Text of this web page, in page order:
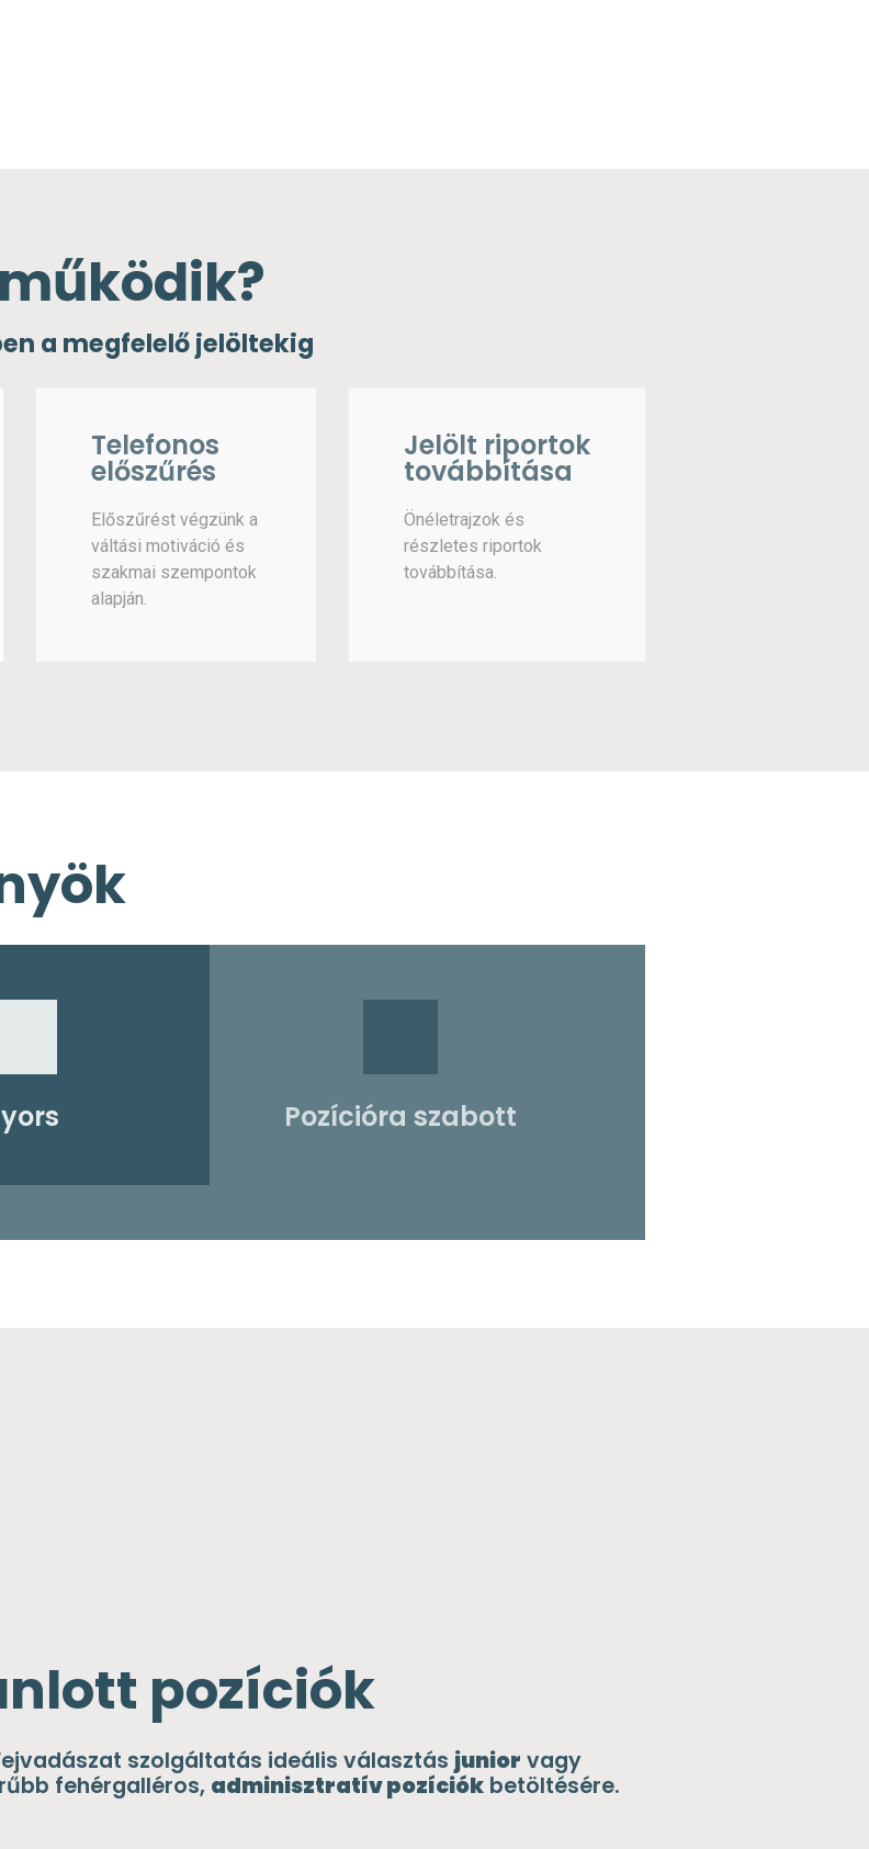
a megfelelő jelöltekig
Telefonos
előszűrés
Előszűrést végzünk a
váltási motiváció és
szakmai szempontok
alapján.
Jelölt riportok
továbbítása
Önéletrajzok és
részletes riportok
továbbítása.
Pozícióra szabott
pozíciók
szolgáltatás ideális választás junior vagy
fehérgalléros, adminisztratív pozíciók betöltésére.